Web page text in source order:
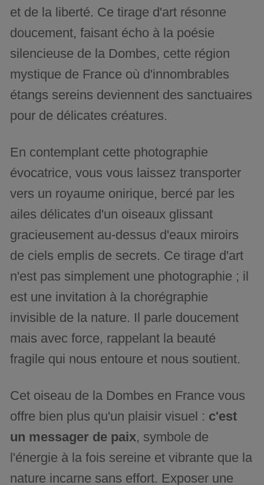
et de la liberté. Ce tirage d'art résonne
doucement, faisant écho à la poésie
silencieuse de la Dombes, cette région
mystique de France où d'innombrables
étangs sereins deviennent des sanctuaires
pour de délicates créatures.
En contemplant cette photographie
évocatrice, vous vous laissez transporter
vers un royaume onirique, bercé par les
ailes délicates d'un oiseaux glissant
gracieusement au-dessus d'eaux miroirs
de ciels emplis de secrets. Ce tirage d'art
n'est pas simplement une photographie ; il
est une invitation à la chorégraphie
invisible de la nature. Il parle doucement
mais avec force, rappelant la beauté
fragile qui nous entoure et nous soutient.
Cet oiseau de la Dombes en France vous
offre bien plus qu'un plaisir visuel : c'est
un messager de paix, symbole de
l'énergie à la fois sereine et vibrante que la
nature incarne sans effort. Exposer une